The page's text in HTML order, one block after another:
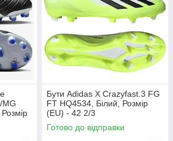
MG
Бути Adidas X Crazyfast.3 FG
FT HQ4534, Білий, Розмір
(EU) - 42 2/3
Готово до відправки